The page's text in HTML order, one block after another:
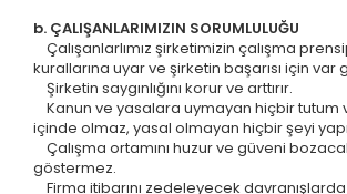
b. ÇALIŞANLARIMIZIN SORUMLULUĞU
Çalışanlarlımız şirketimizin çalışma
kurallarına uyar ve şirketin başarısı için var
Şirketin saygınlığını korur ve arttırır.
Kanun ve yasalara uymayan hiçbir tutum
içinde olmaz, yasal olmayan hiçbir şeyi
Çalışma ortamını huzur ve güveni
göstermez.
Firma itibarını zedeleyecek